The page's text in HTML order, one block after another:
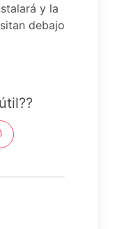
y la
debajo